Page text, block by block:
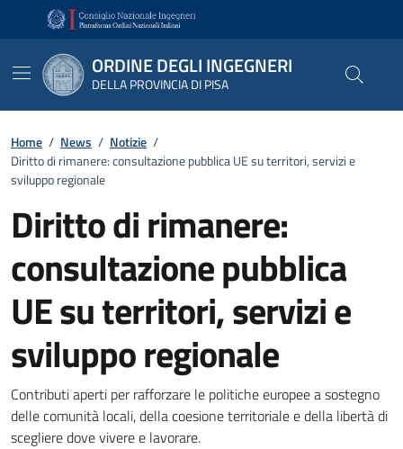
Vai ai contenuti
Vai al footer
ORDINE DEGLI INGEGNERI
DELLA PROVINCIA DI PISA
Home / News / Notizie /
Diritto di rimanere: consultazione pubblica UE su territori, servizi e
sviluppo regionale
Diritto di rimanere:
consultazione pubblica
UE su territori, servizi e
sviluppo regionale
Dettagli
Contributi aperti per rafforzare le politiche europee a sostegno
delle comunità locali, della coesione territoriale e della libertà di
scegliere dove vivere e lavorare.